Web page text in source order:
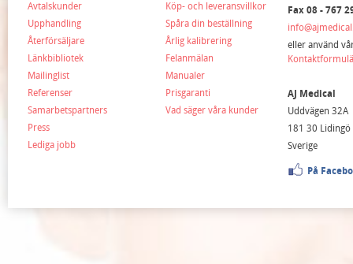
Avtalskunder
Upphandling
Återförsäljare
Länkbibliotek
Mailinglist
Referenser
Samarbetspartners
Press
Lediga jobb
Köp- och leveransvillkor
Spåra din beställning
Årlig kalibrering
Felanmälan
Manualer
Prisgaranti
Vad säger våra kunder
Fax 08 - 767
eller använd
AJ Medical
Uddvägen 32A
181 30 Lidingö
Sverige
På